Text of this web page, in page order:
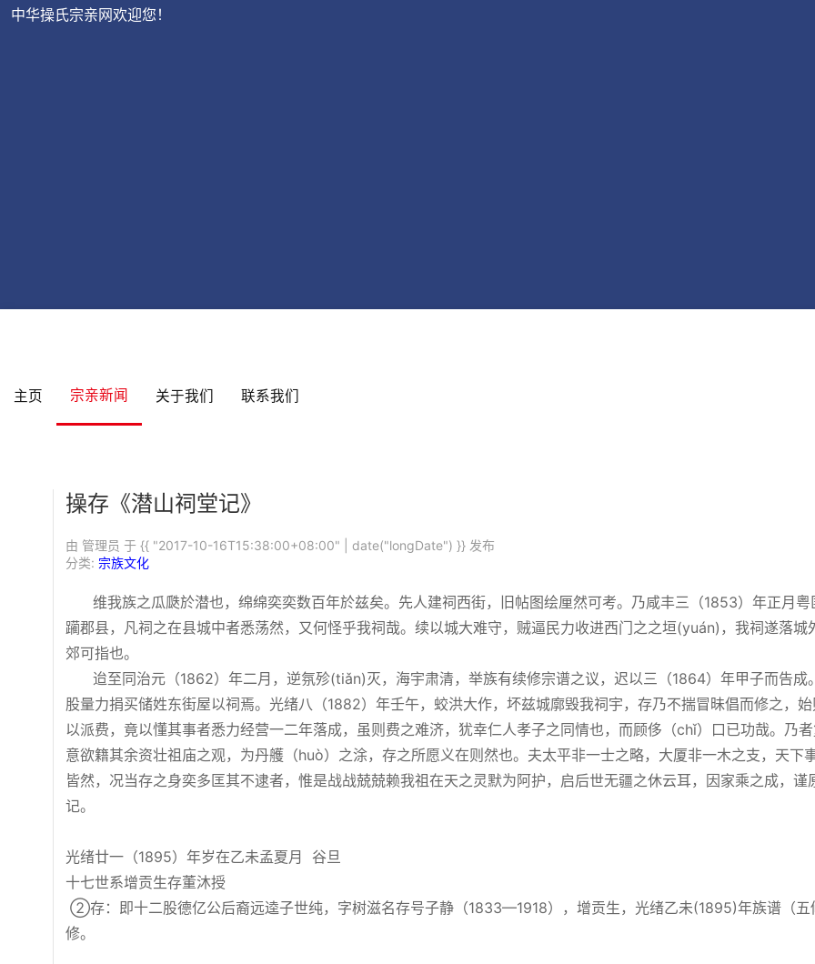
中华操氏宗亲网欢迎您！
主页 宗亲新闻 关于我们 联系我们
操存《潜山祠堂记》
由 管理员 于 {{ "2017-10-16T15:38:00+08:00" | date("longDate") }} 发布
分类: 宗族文化
维我族之瓜瓞於潜也，绵绵奕奕数百年於兹矣。先人建祠西街，旧帖图绘厘然可考。乃咸丰三（1853）年正月粤
躏郡县，凡祠之在县城中者悉荡然，又何怪乎我祠哉。续以城大难守，贼逼民力收进西门之之垣(yuán)，我祠遂落城
郊可指也。
迨至同治元（1862）年二月，逆氛殄(tiǎn)灭，海宇肃清，举族有续修宗谱之议，迟以三（1864）年甲子而告成
股量力捐买储姓东街屋以祠焉。光绪八（1882）年壬午，蛟洪大作，坏兹城廓毁我祠宇，存乃不揣冒昧倡而修之，
以派费，竟以懂其事者悉力经营一二年落成，虽则费之难济，犹幸仁人孝子之同情也，而顾侈（chǐ）口已功哉。乃
意欲籍其余资壮祖庙之观，为丹艧（huò）之涂，存之所愿义在则然也。夫太平非一士之略，大厦非一木之支，天下
皆然，况当存之身奕多匡其不逮者，惟是战战兢兢赖我祖在天之灵默为阿护，启后世无疆之休云耳，因家乘之成，谨
记。
光绪廿一（1895）年岁在乙未孟夏月 谷旦
十七世系增贡生存董沐授
②存：即十二股德亿公后裔远逵子世纯，字树滋名存号子静（1833—1918），增贡生，光绪乙未(1895)年族谱（五
修。